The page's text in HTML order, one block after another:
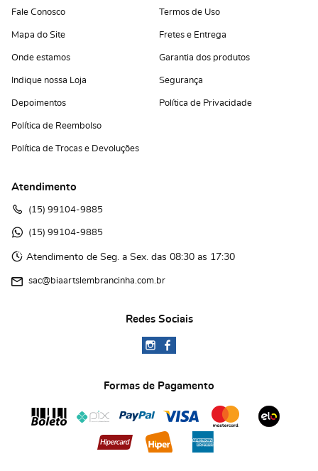
Fale Conosco
Mapa do Site
Onde estamos
Indique nossa Loja
Depoimentos
Política de Reembolso
Política de Trocas e Devoluções
Termos de Uso
Fretes e Entrega
Garantia dos produtos
Segurança
Política de Privacidade
Atendimento
(15) 99104-9885
(15) 99104-9885
Atendimento de Seg. a Sex. das 08:30 as 17:30
sac@biaartslembrancinha.com.br
Redes Sociais
Formas de Pagamento